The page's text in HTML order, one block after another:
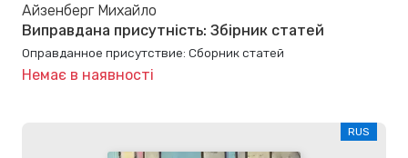
Айзенберг Михайло
Виправдана присутність: Збірник статей
Оправданное присутствие: Сборник статей
Немає в наявності
RUS